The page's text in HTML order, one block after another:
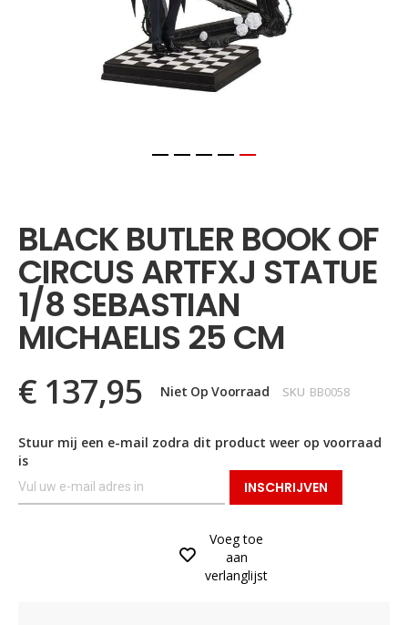
begin
van
de
afbeeldingen-
gallerij
BLACK BUTLER BOOK OF
CIRCUS ARTFXJ STATUE
1/8 SEBASTIAN
MICHAELIS 25 CM
€ 137,95 Niet Op Voorraad SKU BB0058
Stuur mij een e-mail zodra dit product weer op voorraad
is
INSCHRIJVEN
Voeg toe
aan
verlanglijst